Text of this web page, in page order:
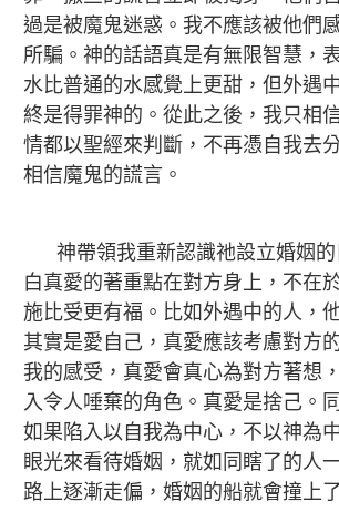
過是被魔鬼迷惑。我不應該被他們
所騙。神的話語真是有無限智慧，
水比普通的水感覺上更甜，但外遇
終是得罪神的。從此之後，我只相
情都以聖經來判斷，不再憑自我去
相信魔鬼的謊言。
神帶領我重新認識祂設立婚姻的
白真愛的著重點在對方身上，不在
施比受更有福。比如外遇中的人，
其實是愛自己，真愛應該考慮對方
我的感受，真愛會真心為對方著想
入令人唾棄的角色。真愛是捨己。
如果陷入以自我為中心，不以神為
眼光來看待婚姻，就如同瞎了的人
路上逐漸走偏，婚姻的船就會撞上